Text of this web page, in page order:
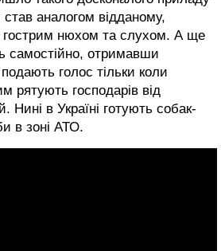
аналогом відданому,
гострим нюхом та слухом. А ще
самостійно, отримавши
подають голос тільки коли
рятують господарів від
Нині в Україні готують собак-
в зоні АТО.